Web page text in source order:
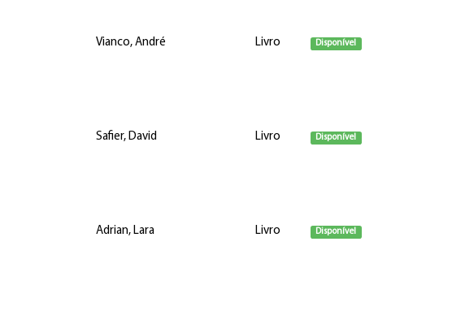
Vianco, André Livro Disponível
Safier, David Livro Disponível
Adrian, Lara Livro Disponível